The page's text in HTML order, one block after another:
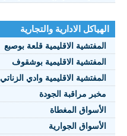
الهياكل الادارية والتجارية
المفتشية الاقليمية قلعة بوصبع
المفتشية الاقليمية بوشقوف
المفتشية الاقليمية وادي الزناتي
مخبر مراقبة الجودة
الأسواق المغطاة
الأسواق الجوارية